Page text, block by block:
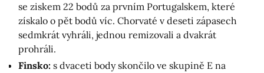
se ziskem 22 bodů za prvním Portugalskem, které
získalo o pět bodů víc. Chorvaté v deseti zápasech
sedmkrát vyhráli, jednou remizovali a dvakrát
prohráli.
Finsko: s dvaceti body skončilo ve skupině E na